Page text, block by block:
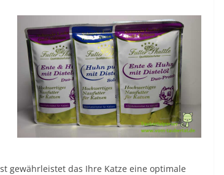
gewährleistet das Ihre Katze eine optimale